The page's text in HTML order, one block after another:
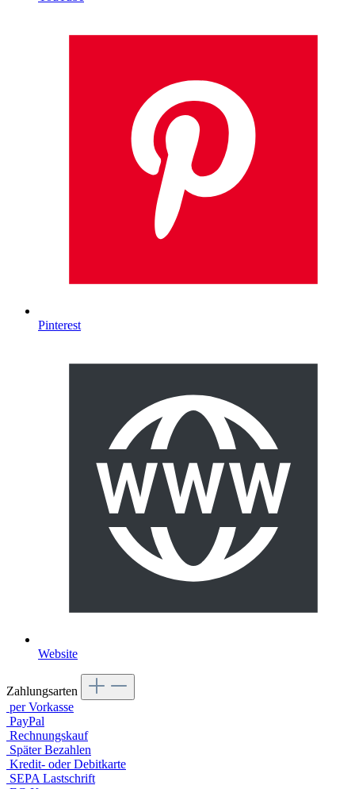
Pinterest
Website
Zahlungsarten
per Vorkasse
PayPal
Rechnungskauf
Später Bezahlen
Kredit- oder Debitkarte
SEPA Lastschrift